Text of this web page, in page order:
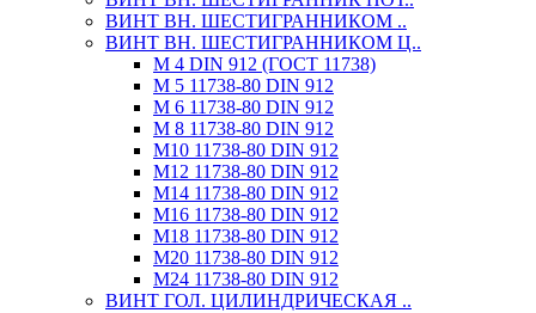
ВИНТ ВН. ШЕСТИГРАННИКОМ ..
ВИНТ ВН. ШЕСТИГРАННИКОМ Ц..
М 4 DIN 912 (ГОСТ 11738)
М 5 11738-80 DIN 912
М 6 11738-80 DIN 912
М 8 11738-80 DIN 912
М10 11738-80 DIN 912
М12 11738-80 DIN 912
М14 11738-80 DIN 912
М16 11738-80 DIN 912
М18 11738-80 DIN 912
М20 11738-80 DIN 912
М24 11738-80 DIN 912
ВИНТ ГОЛ. ЦИЛИНДРИЧЕСКАЯ ..